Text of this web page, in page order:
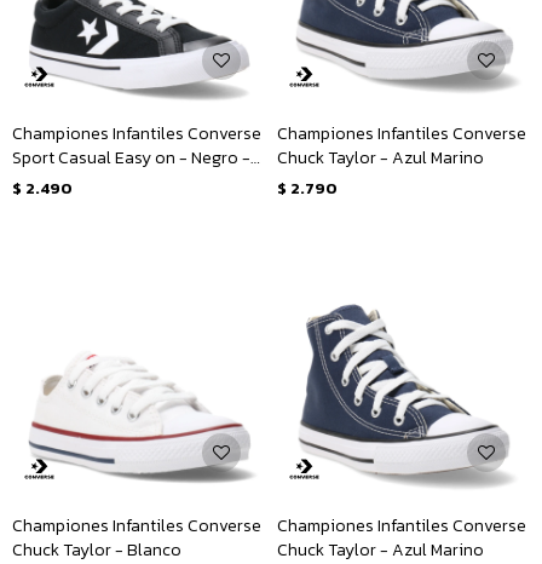
Championes Infantiles Converse
Sport Casual Easy on - Negro -
Blanco
$ 2.490
Championes Infantiles Converse
Chuck Taylor - Azul Marino
$ 2.790
Championes Infantiles Converse
Chuck Taylor - Blanco
Championes Infantiles Converse
Chuck Taylor - Azul Marino